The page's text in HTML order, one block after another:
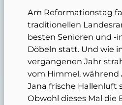
Am Reformationstag
traditionellen
besten Senioren und -
Döbeln statt. Und wie
vergangenen Jahr
vom Himmel, während
Jana frische Hallenluft
Obwohl dieses Mal die